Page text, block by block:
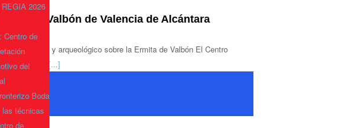
REGIA 2026
Centro de
del
Boda
las técnicas
de
de Valbón de Valencia de Alcántara
histórico y arqueológico sobre la Ermita de Valbón El Centro
acogerá el
[...]